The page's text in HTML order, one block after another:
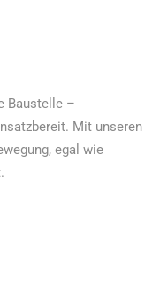
Baustelle –
Mit unseren
egal wie